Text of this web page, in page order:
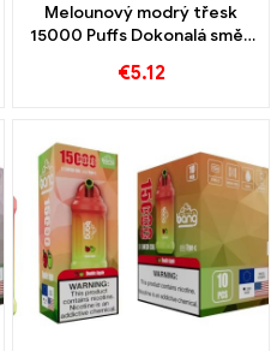
Melounový modrý třesk
15000 Puffs Dokonalá směs
€5.12